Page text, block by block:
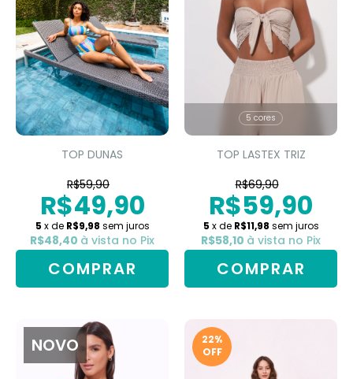
TOP DUNAS
R$59,90
R$49,90
5 x de R$9,98 sem juros
R$48,40 à vista no Pix
COMPRAR
5 cores
TOP LASTEX TRIZ
R$69,90
R$59,90
5 x de R$11,98 sem juros
R$58,10 à vista no Pix
COMPRAR
NOVO 22%
OFF